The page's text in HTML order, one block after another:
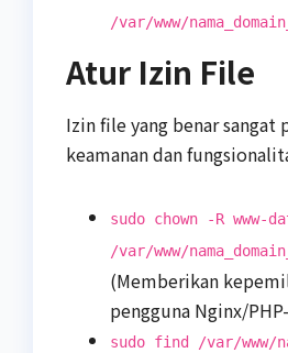
/var/www/
Atur Izin File
Izin file yang benar
keamanan dan
sudo chown -R www-
/var/www/
(Memberikan
pengguna Nginx/
sudo find /var/www/